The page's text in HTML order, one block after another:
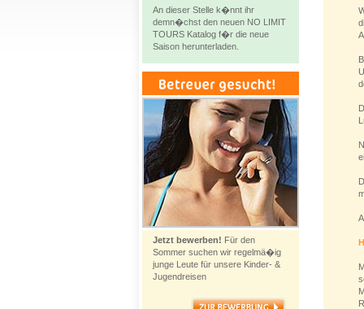
An dieser Stelle k�nnt ihr
demn�chst den neuen NO LIMIT
TOURS Katalog f�r die neue
Saison herunterladen.
Jetzt bewerben! Für den
Sommer suchen wir regelmä�ig
junge Leute für unsere Kinder- &
Jugendreisen